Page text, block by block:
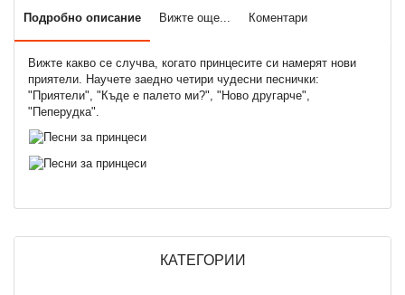
Подробно описание Вижте още... Коментари
Вижте какво се случва, когато принцесите си намерят нови
приятели. Научете заедно четири чудесни песнички:
"Приятели", "Къде е палето ми?", "Ново другарче",
"Пеперудка".
КАТЕГОРИИ